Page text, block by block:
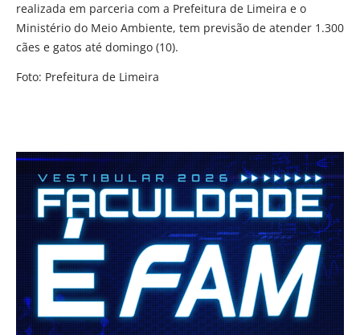
realizada em parceria com a Prefeitura de Limeira e o
Ministério do Meio Ambiente, tem previsão de atender 1.300
cães e gatos até domingo (10).
Foto: Prefeitura de Limeira